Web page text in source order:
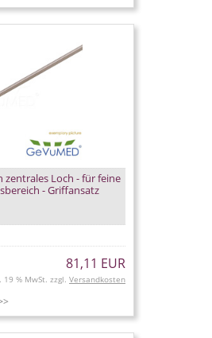
zentrales Loch - für feine
- Griffansatz
81,11 EUR
19 % MwSt. zzgl. Versandkosten